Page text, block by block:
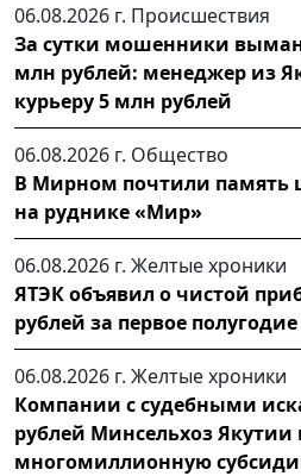
06.08.2026 г. Происшествия
За сутки мошенники
млн рублей: менеджер из
курьеру 5 млн рублей
06.08.2026 г. Общество
В Мирном почтили память
на руднике «Мир»
06.08.2026 г. Желтые хроники
ЯТЭК объявил о чистой
рублей за первое полугодие
06.08.2026 г. Желтые хроники
Компании с судебными
рублей Минсельхоз Якутии
многомиллионную